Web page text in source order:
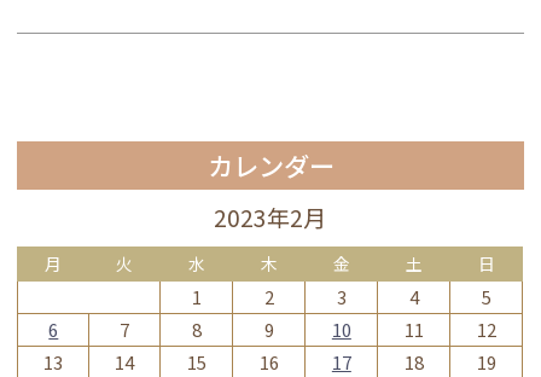
カレンダー
2023年2月
月 火 水 木 金 土 日
1 2 3 4
5
6
7 8 9 10 11
12
13
14 15 16 17 18
19